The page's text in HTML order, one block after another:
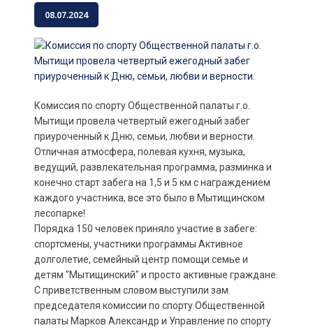
08.07.2024
Комиссия по спорту Общественной палаты г.о.
Мытищи провела четвертый ежегодный забег
приуроченный к Дню, семьи, любви и верности.
Отличная атмосфера, полевая кухня, музыка,
ведущий, развлекательная программа, разминка и
конечно старт забега на 1,5 и 5 км с награждением
каждого участника, все это было в Мытищинском
лесопарке!
Порядка 150 человек приняло участие в забеге:
спортсмены, участники программы Активное
долголетие, семейный центр помощи семье и
детям "Мытищинский" и просто активные граждане.
С приветственным словом выступили зам.
председателя комиссии по спорту Общественной
палаты Марков Александр и Управление по спорту